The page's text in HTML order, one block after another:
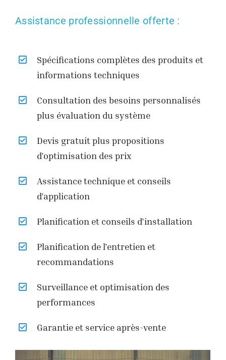
Assistance professionnelle offerte :
Spécifications complètes des produits et
informations techniques
Consultation des besoins personnalisés
plus évaluation du système
Devis gratuit plus propositions
d’optimisation des prix
Assistance technique et conseils
d’application
Planification et conseils d’installation
Planification de l’entretien et
recommandations
Surveillance et optimisation des
performances
Garantie et service après-vente